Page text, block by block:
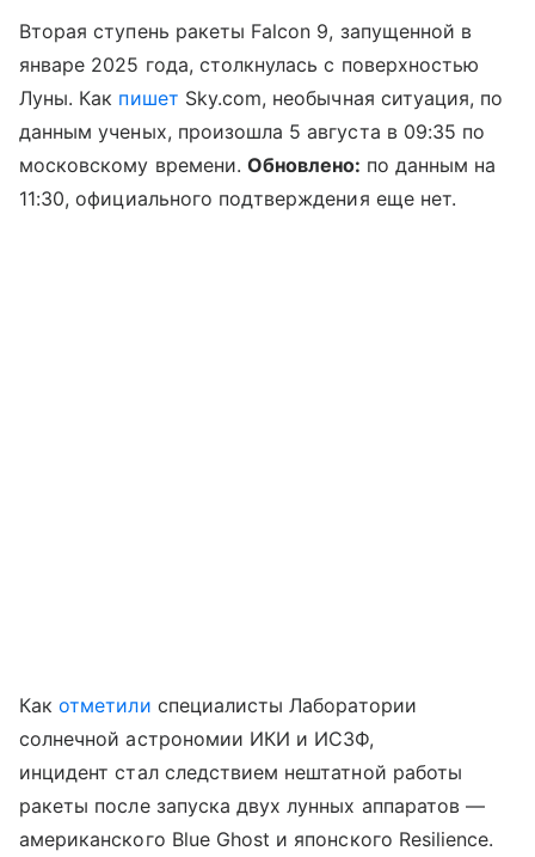
Вторая ступень ракеты Falcon 9, запущенной в
январе 2025 года, столкнулась с поверхностью
Луны. Как пишет Sky.com, необычная ситуация, по
данным ученых, произошла 5 августа в 09:35 по
московскому времени.Обновлено: по данным на
11:30, официального подтверждения еще нет.
Какотметили специалисты Лаборатории
солнечной астрономии ИКИ и ИСЗФ,
инцидент стал следствием нештатной работы
ракеты после запуска двух лунных аппаратов —
американского Blue Ghost и японского Resilience.